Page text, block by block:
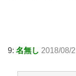
9: 名無し 2018/08/